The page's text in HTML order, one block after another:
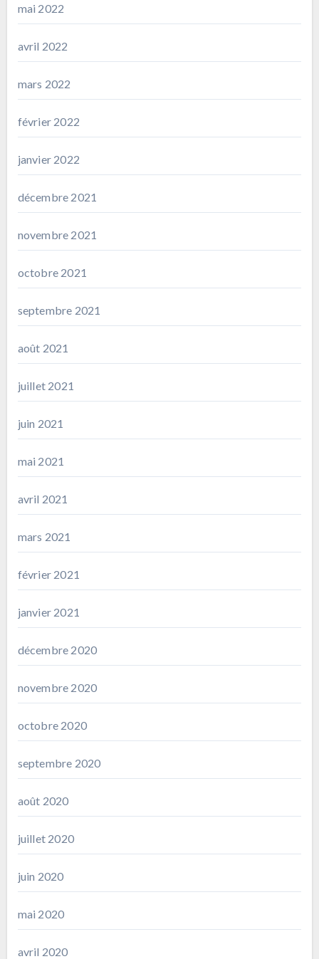
mai 2022
avril 2022
mars 2022
février 2022
janvier 2022
décembre 2021
novembre 2021
octobre 2021
septembre 2021
août 2021
juillet 2021
juin 2021
mai 2021
avril 2021
mars 2021
février 2021
janvier 2021
décembre 2020
novembre 2020
octobre 2020
septembre 2020
août 2020
juillet 2020
juin 2020
mai 2020
avril 2020